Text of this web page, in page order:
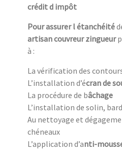
crédit d impôt
Pour assurer l étanchéité
artisan couvreur zingueur
à :
La vérification des
L’installation d’écran de
La procédure de bâchage
L’installation de solin,
Au nettoyage et
chéneaux
L’application d’anti-